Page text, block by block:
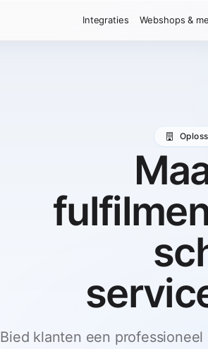
Integraties Webshops &
Bied klanten een